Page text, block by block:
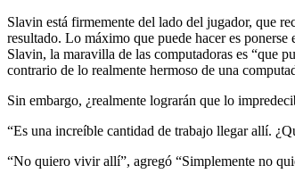
Slavin está firmemente del lado del jugador, que
resultado. Lo máximo que puede hacer es
Slavin, la maravilla de las computadoras es “que
contrario de lo realmente hermoso de una
Sin embargo, ¿realmente lograrán que lo
“Es una increíble cantidad de trabajo llegar allí.
“No quiero vivir allí”, agregó “Simplemente no